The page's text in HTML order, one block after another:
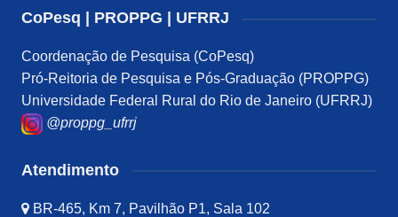
CoPesq | PROPPG | UFRRJ
Coordenação de Pesquisa (CoPesq)
Pró-Reitoria de Pesquisa e Pós-Graduação (PROPPG)
Universidade Federal Rural do Rio de Janeiro (UFRRJ)
@proppg_ufrrj
Atendimento
BR-465, Km 7, Pavilhão P1, Sala 102